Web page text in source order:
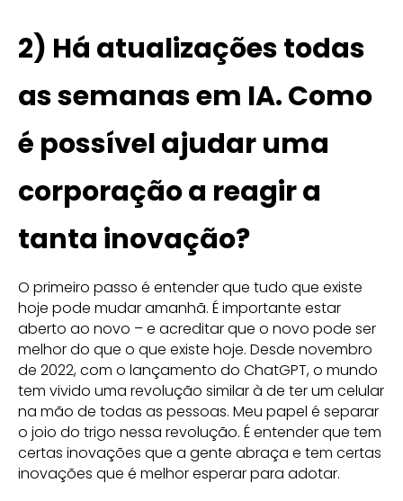
2) Há atualizações todas
as semanas em IA. Como
é possível ajudar uma
corporação a reagir a
tanta inovação?
O primeiro passo é entender que tudo que existe
hoje pode mudar amanhã. É importante estar
aberto ao novo – e acreditar que o novo pode ser
melhor do que o que existe hoje. Desde novembro
de 2022, com o lançamento do ChatGPT, o mundo
tem vivido uma revolução similar à de ter um celular
na mão de todas as pessoas. Meu papel é separar
o joio do trigo nessa revolução. É entender que tem
certas inovações que a gente abraça e tem certas
inovações que é melhor esperar para adotar.